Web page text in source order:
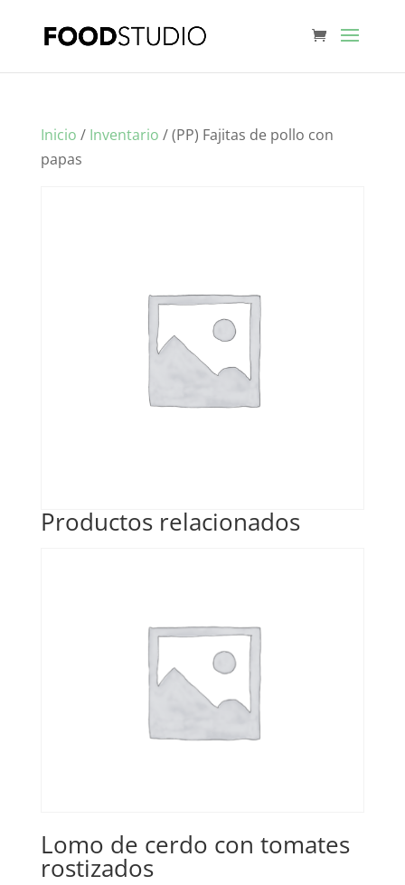
Inicio / Inventario / (PP) Fajitas de pollo con
papas
Productos relacionados
Lomo de cerdo con tomates
rostizados